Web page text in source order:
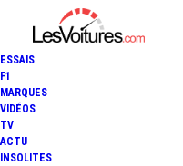
ESSAIS
F1
MARQUES
VIDÉOS
TV
ACTU
INSOLITES